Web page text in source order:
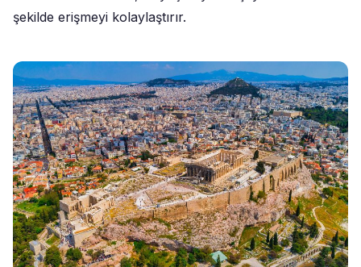
şekilde erişmeyi kolaylaştırır.